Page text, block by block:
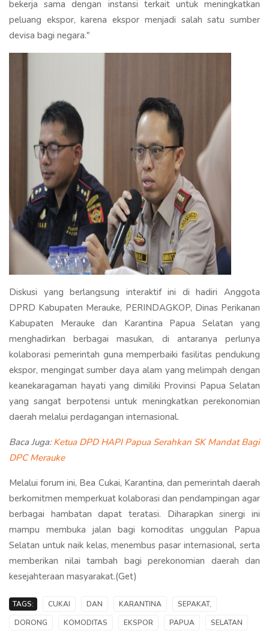
bekerja sama dengan instansi terkait untuk meningkatkan
peluang ekspor, karena ekspor menjadi salah satu sumber
devisa bagi negara."
Diskusi yang berlangsung interaktif ini di hadiri Anggota
DPRD Kabupaten Merauke, PERINDAGKOP, Dinas Perikanan
Kabupaten Merauke dan Karantina Papua Selatan yang
menghadirkan berbagai masukan, di antaranya perlunya
kolaborasi pemerintah guna memperbaiki fasilitas pendukung
ekspor, mengingat sumber daya alam yang melimpah dengan
keanekaragaman hayati yang dimiliki Provinsi Papua Selatan
yang sangat berpotensi untuk meningkatkan perekonomian
daerah melalui perdagangan internasional.
Baca Juga:Ketua DPD HAPI Papua Serahkan SK Mandat Bagi
DPC Merauke
Melalui forum ini, Bea Cukai, Karantina, dan pemerintah daerah
berkomitmen memperkuat kolaborasi dan pendampingan agar
berbagai hambatan dapat teratasi. Diharapkan sinergi ini
mampu membuka jalan bagi komoditas unggulan Papua
Selatan untuk naik kelas, menembus pasar internasional, serta
memberikan nilai tambah bagi perekonomian daerah dan
kesejahteraan masyarakat.(Get)
TAGS: CUKAI DAN KARANTINA
SEPAKAT,
DORONG
KOMODITAS EKSPOR PAPUA SELATAN